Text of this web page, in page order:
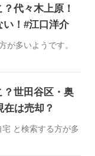
代々木上原！
！#江口洋介
が多いようです。
？世田谷区・奥
は売却？
と検索する方が多